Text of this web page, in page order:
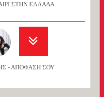
ΣΤΗΝ ΕΛΛΑΔΑ
- ΑΠΟΦΑΣΗ ΣΟΥ